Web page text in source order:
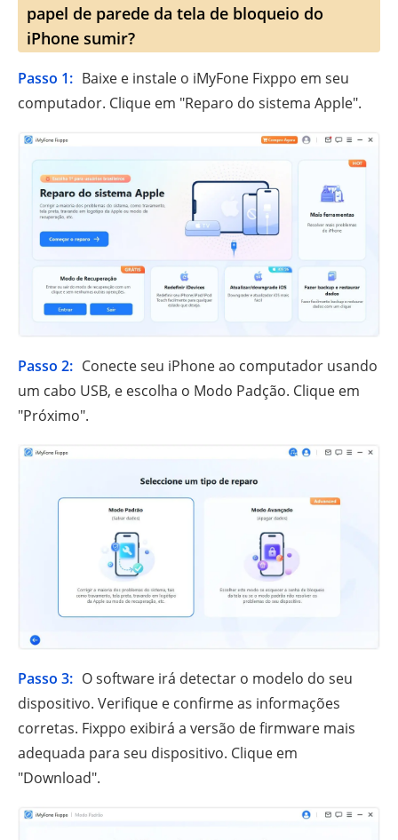
papel de parede da tela de bloqueio do
iPhone sumir?
Passo 1: Baixe e instale o iMyFone Fixppo em seu
computador. Clique em "Reparo do sistema Apple".
Passo 2: Conecte seu iPhone ao computador usando
um cabo USB, e escolha o Modo Padção. Clique em
"Próximo".
Passo 3: O software irá detectar o modelo do seu
dispositivo. Verifique e confirme as informações
corretas. Fixppo exibirá a versão de firmware mais
adequada para seu dispositivo. Clique em
"Download".